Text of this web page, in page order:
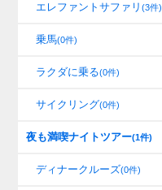
エレファントサファリ(3件)
乗馬(0件)
ラクダに乗る(0件)
サイクリング(0件)
夜も満喫ナイトツアー(1件)
ディナークルーズ(0件)